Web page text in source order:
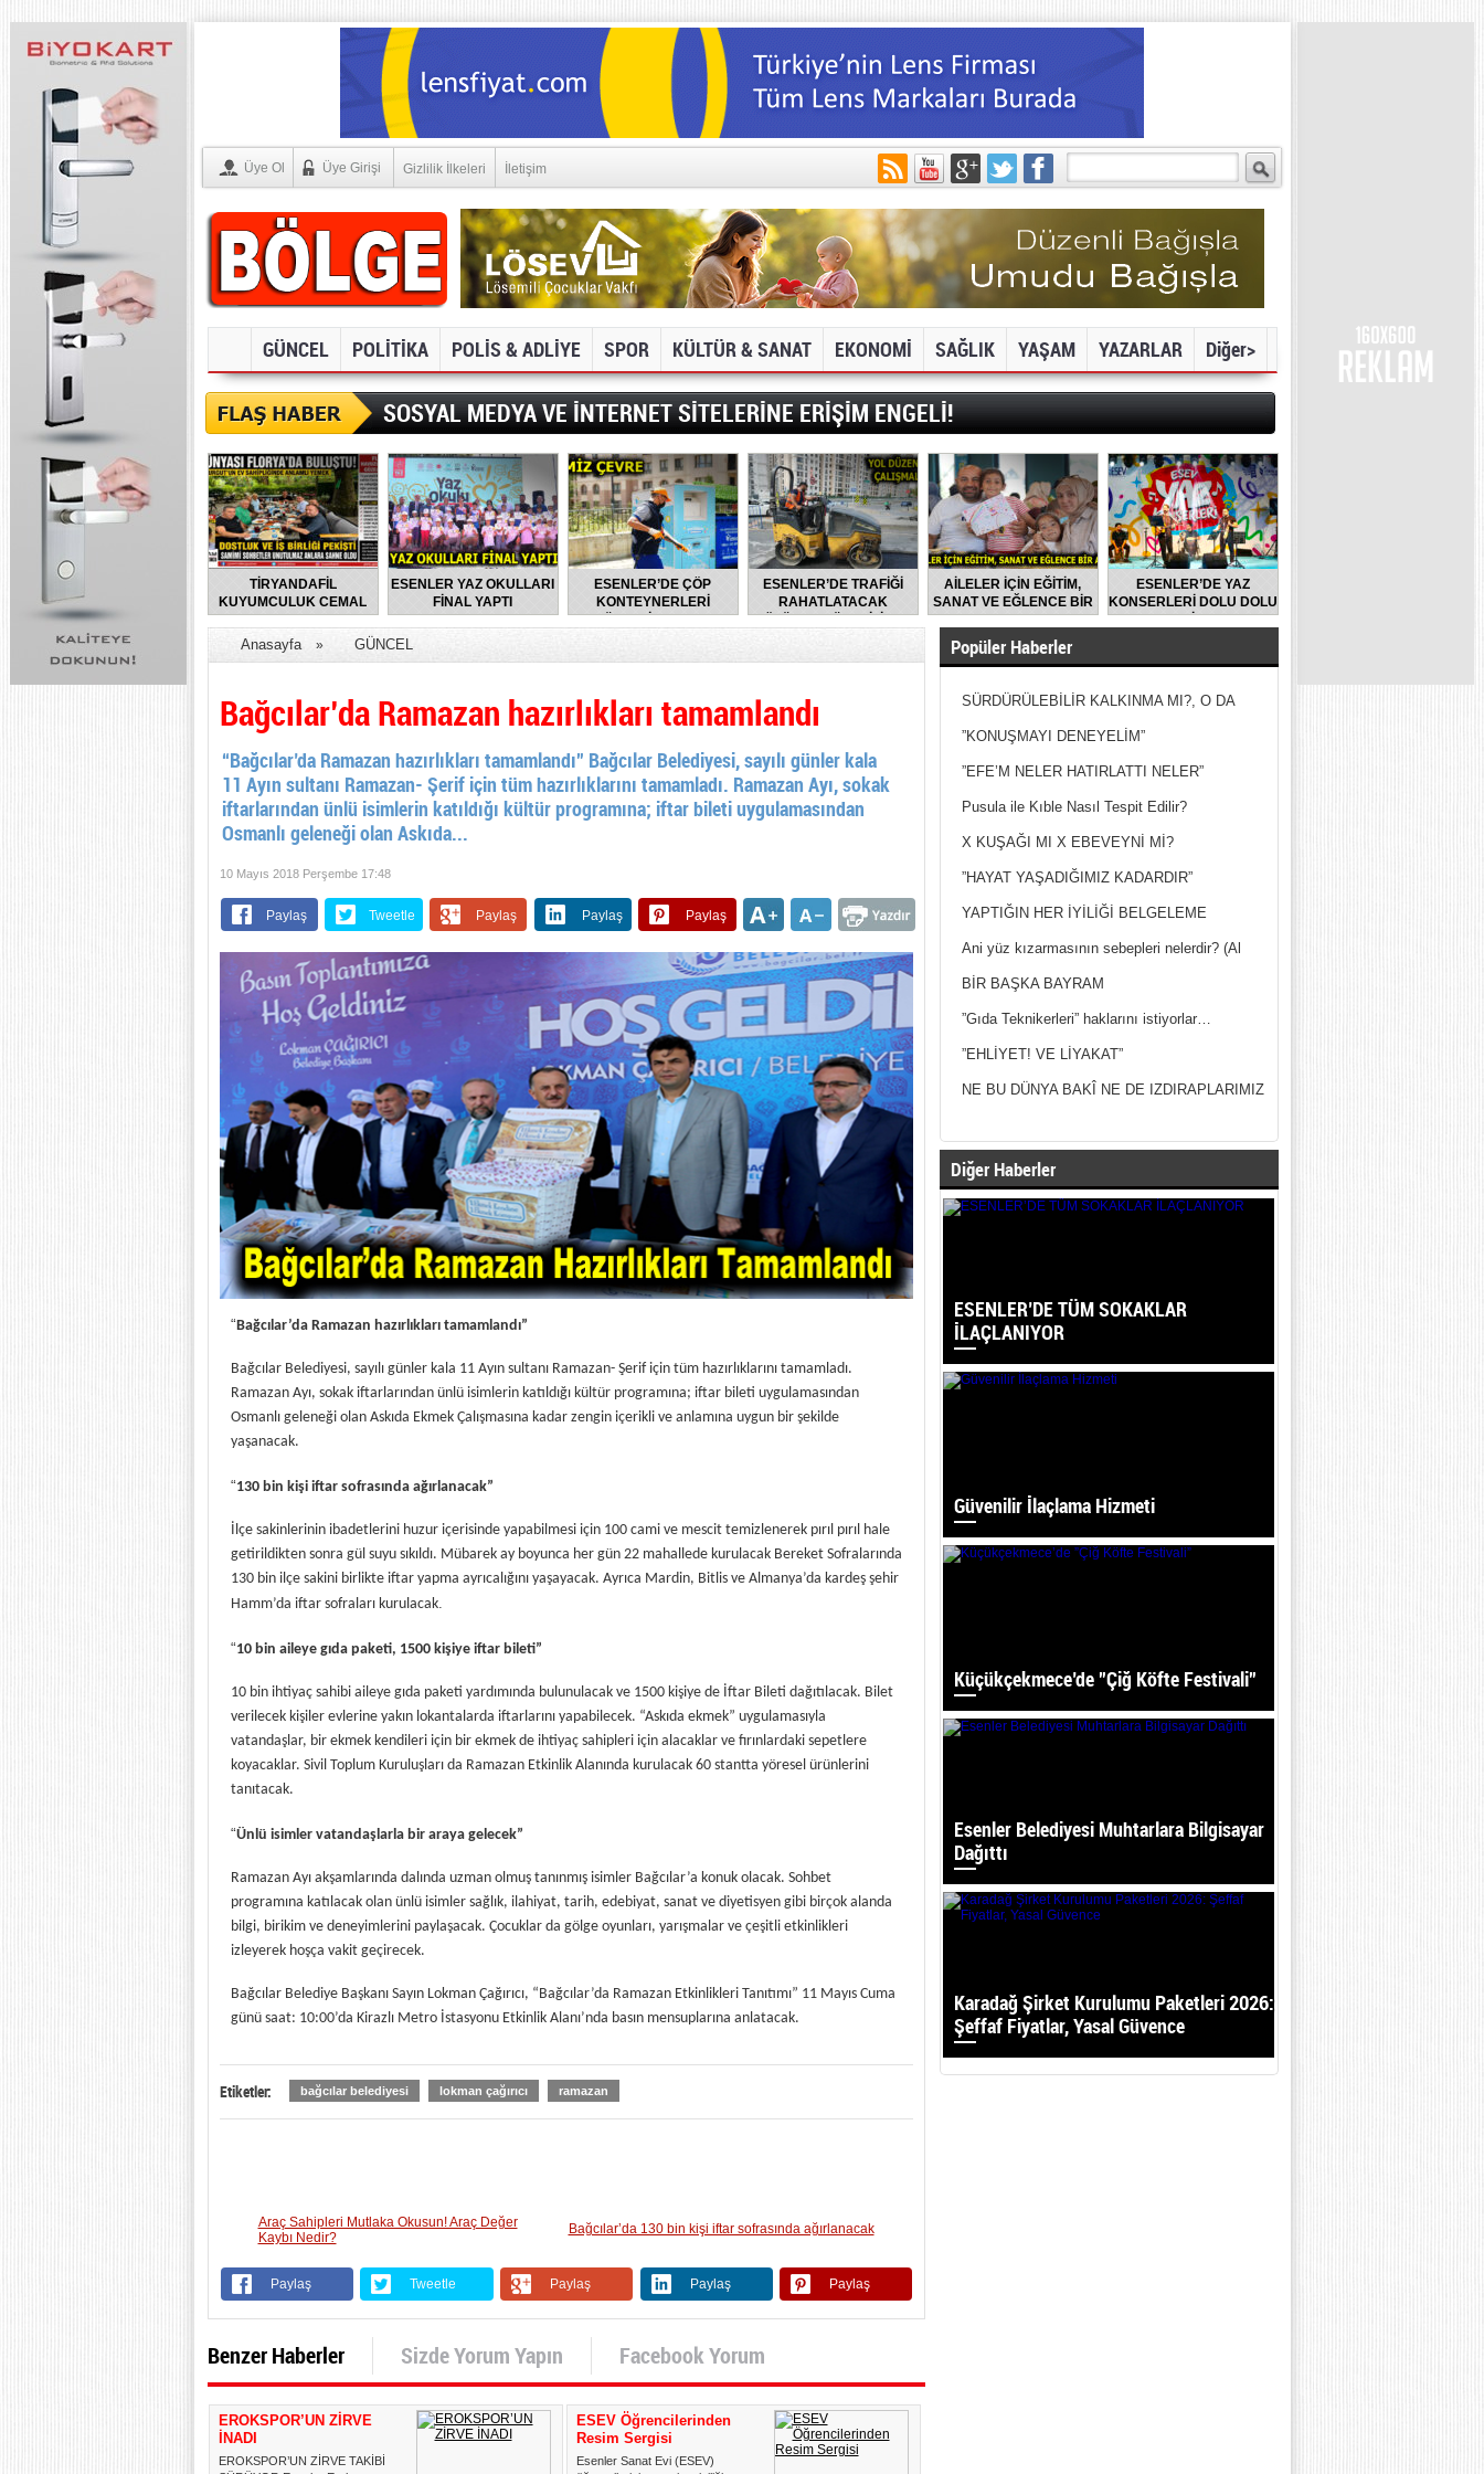
Üye Ol Üye Girişi Gizlilik İlkeleri İletişim
GÜNCEL POLİTİKA POLİS & ADLİYE SPOR KÜLTÜR & SANAT EKONOMİ SAĞLIK YAŞAM YAZARLAR Diğer>
SOSYAL MEDYA VE İNTERNET SİTELERİNE ERİŞİM ENGELİ!
TİRYANDAFİL
KUYUMCULUK CEMAL
TURGUT’UN EV
SAHİPLİĞİNDE
FLORYA’DA ANLAMLI
ESENLER YAZ OKULLARI
FİNAL YAPTI
ESENLER’DE ÇÖP
KONTEYNERLERİ
DÜZENLİ OLARAK
ESENLER’DE TRAFİĞİ
RAHATLATACAK
ÇÖZÜMLER ÜRETİLİYOR
AİLELER İÇİN EĞİTİM,
SANAT VE EĞLENCE BİR
ARADA
ESENLER’DE YAZ
KONSERLERİ DOLU DOLU
GEÇİYOR
Anasayfa » GÜNCEL
Bağcılar’da Ramazan hazırlıkları tamamlandı
“Bağcılar’da Ramazan hazırlıkları tamamlandı” Bağcılar Belediyesi, sayılı günler kala
11 Ayın sultanı Ramazan- Şerif için tüm hazırlıklarını tamamladı. Ramazan Ayı, sokak
iftarlarından ünlü isimlerin katıldığı kültür programına; iftar bileti uygulamasından
Osmanlı geleneği olan Askıda...
10 Mayıs 2018 Perşembe 17:48
Paylaş Tweetle Paylaş Paylaş Paylaş
“Bağcılar’da Ramazan hazırlıkları tamamlandı”
Bağcılar Belediyesi, sayılı günler kala 11 Ayın sultanı Ramazan- Şerif için tüm hazırlıklarını tamamladı.
Ramazan Ayı, sokak iftarlarından ünlü isimlerin katıldığı kültür programına; iftar bileti uygulamasından
Osmanlı geleneği olan Askıda Ekmek Çalışmasına kadar zengin içerikli ve anlamına uygun bir şekilde
yaşanacak.
“130 bin kişi iftar sofrasında ağırlanacak”
İlçe sakinlerinin ibadetlerini huzur içerisinde yapabilmesi için 100 cami ve mescit temizlenerek pırıl pırıl hale
getirildikten sonra gül suyu sıkıldı. Mübarek ay boyunca her gün 22 mahallede kurulacak Bereket Sofralarında
130 bin ilçe sakini birlikte iftar yapma ayrıcalığını yaşayacak. Ayrıca Mardin, Bitlis ve Almanya’da kardeş şehir
Hamm’da iftar sofraları kurulacak.
“10 bin aileye gıda paketi, 1500 kişiye iftar bileti”
10 bin ihtiyaç sahibi aileye gıda paketi yardımında bulunulacak ve 1500 kişiye de İftar Bileti dağıtılacak. Bilet
verilecek kişilerevlerine yakın lokantalarda iftarlarını yapabilecek. “Askıda ekmek” uygulamasıyla
vatandaşlar, bir ekmek kendileri için bir ekmek de ihtiyaç sahipleri için alacaklar ve fırınlardaki sepetlere
koyacaklar. Sivil Toplum Kuruluşları da Ramazan Etkinlik Alanında kurulacak 60 stantta yöresel ürünlerini
tanıtacak.
“Ünlü isimler vatandaşlarla bir araya gelecek”
Ramazan Ayı akşamlarında dalında uzman olmuş tanınmış isimler Bağcılar’a konuk olacak. Sohbet
programına katılacak olan ünlü isimler sağlık, ilahiyat, tarih, edebiyat, sanat ve diyetisyen gibi birçok alanda
bilgi, birikim ve deneyimlerini paylaşacak. Çocuklar da gölge oyunları, yarışmalar ve çeşitli etkinlikleri
izleyerek hoşça vakit geçirecek.
Bağcılar Belediye Başkanı Sayın Lokman Çağırıcı, “Bağcılar’da Ramazan Etkinlikleri Tanıtımı” 11 Mayıs Cuma
günü saat: 10:00’da Kirazlı Metro İstasyonu Etkinlik Alanı’nda basın mensuplarına anlatacak.
Etiketler: bağcılar belediyesi lokman çağırıcı ramazan
Araç Sahipleri Mutlaka Okusun! Araç Değer
Kaybı Nedir?
Bağcılar’da 130 bin kişi iftar sofrasında ağırlanacak
Paylaş Tweetle Paylaş Paylaş Paylaş
Benzer Haberler Sizde Yorum Yapın Facebook Yorum
EROKSPOR’UN ZİRVE
İNADI
EROKSPOR’UN ZİRVE TAKİBİ
ESEV Öğrencilerinden
Resim Sergisi
Esenler Sanat Evi (ESEV)
Popüler Haberler
SÜRDÜRÜLEBİLİR KALKINMA MI?, O DA
NEYMİŞ?
”KONUŞMAYI DENEYELİM”
”EFE’M NELER HATIRLATTI NELER”
Pusula ile Kıble Nasıl Tespit Edilir?
X KUŞAĞI MI X EBEVEYNİ Mİ?
”HAYAT YAŞADIĞIMIZ KADARDIR”
YAPTIĞIN HER İYİLİĞİ BELGELEME
Ani yüz kızarmasının sebepleri nelerdir? (Al
Yanak)
BİR BAŞKA BAYRAM
”Gıda Teknikerleri” haklarını istiyorlar…
”EHLİYET! VE LİYAKAT”
NE BU DÜNYA BAKÎ NE DE IZDIRAPLARIMIZ
Diğer Haberler
ESENLER’DE TÜM SOKAKLAR
İLAÇLANIYOR
Güvenilir İlaçlama Hizmeti
Küçükçekmece’de ”Çiğ Köfte Festivali”
Esenler Belediyesi Muhtarlara Bilgisayar
Dağıttı
Karadağ Şirket Kurulumu Paketleri 2026:
Şeffaf Fiyatlar, Yasal Güvence